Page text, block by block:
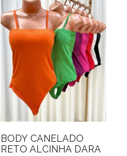
BODY CANELADO
RETO ALCINHA DARA